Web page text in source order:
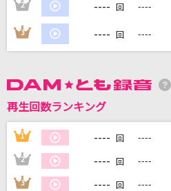
金曜日のおはよう
HoneyWorks feat.GUMI
back number
サインはB -アイ Solo Ver.-
B小町 アイ(CV:高橋李依)
2 ---- 回 ----
3 ---- 回 ----
再生回数ランキング
1 ---- 回 ----
2 ---- 回 ----
3 ---- 回 ----